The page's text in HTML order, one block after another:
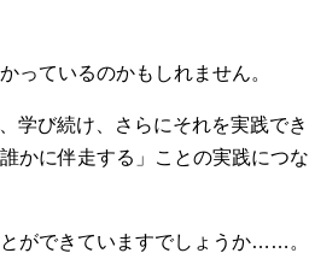
っているのかもしれません。
学び続け、さらにそれを実践でき
かに伴走する」ことの実践につな
ができていますでしょうか……。